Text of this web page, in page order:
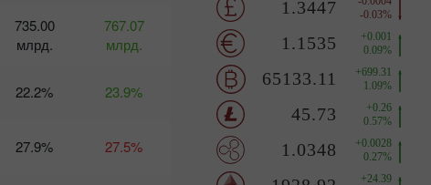
доллар из
тумана?
марта:
735.00
млрд.
767.07
млрд.
22.2% 23.9%
27.9% 27.5%